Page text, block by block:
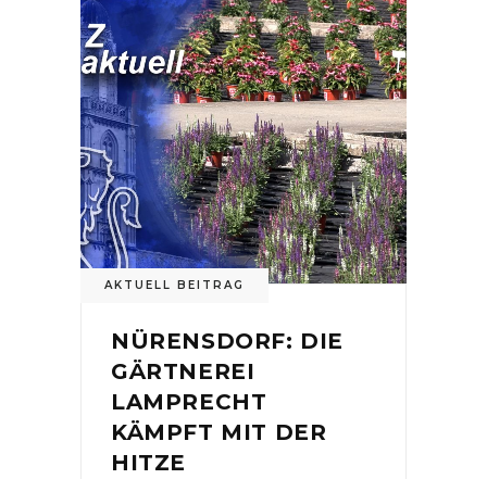
AKTUELL BEITRAG
NÜRENSDORF: DIE
GÄRTNEREI
LAMPRECHT
KÄMPFT MIT DER
HITZE